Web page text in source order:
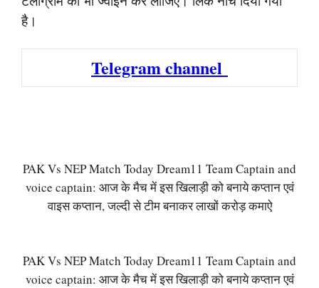
है।
Telegram channel
PAK Vs NEP Match Today Dream11 Team Captain and
voice captain: आज के मैच में इस खिलाड़ी को बनाये कप्तान एवं
वाइस कप्तान, जल्दी से टीम बनाकर लाखों करोड़ कमाऐ
PAK Vs NEP Match Today Dream11 Team Captain and
voice captain: आज के मैच में इस खिलाड़ी को बनाये कप्तान एवं